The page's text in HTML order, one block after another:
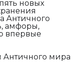
новых
Античного
амфоры,
впервые
Античного мира